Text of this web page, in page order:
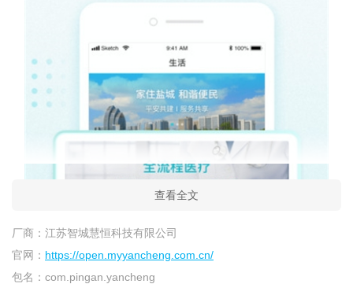
查看全文
厂商： 江苏智城慧恒科技有限公司
官网： https://open.myyancheng.com.cn/
包名： com.pingan.yancheng